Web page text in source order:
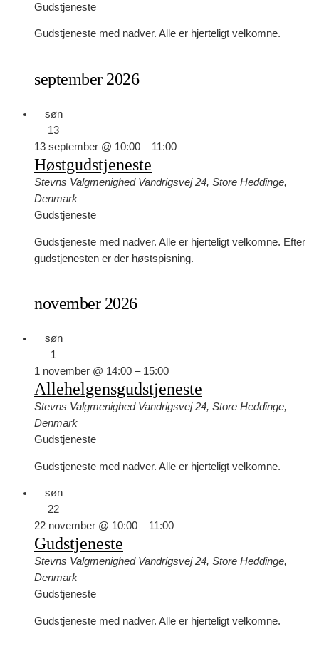
Gudstjeneste
Gudstjeneste med nadver. Alle er hjerteligt velkomne.
september 2026
søn
13
Høstgudstjeneste
13 september @ 10:00 – 11:00
Stevns Valgmenighed Vandrigsvej 24, Store Heddinge,
Denmark
Gudstjeneste
Gudstjeneste med nadver. Alle er hjerteligt velkomne. Efter
gudstjenesten er der høstspisning.
november 2026
søn
1
Allehelgensgudstjeneste
1 november @ 14:00 – 15:00
Stevns Valgmenighed Vandrigsvej 24, Store Heddinge,
Denmark
Gudstjeneste
Gudstjeneste med nadver. Alle er hjerteligt velkomne.
søn
22
Gudstjeneste
22 november @ 10:00 – 11:00
Stevns Valgmenighed Vandrigsvej 24, Store Heddinge,
Denmark
Gudstjeneste
Gudstjeneste med nadver. Alle er hjerteligt velkomne.